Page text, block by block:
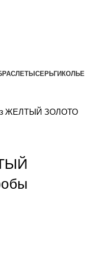
СЕРЬГИ КОЛЬЕ
ЖЕЛТЫЙ ЗОЛОТО